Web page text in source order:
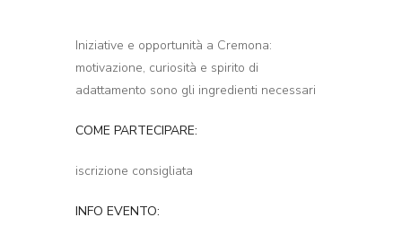
Iniziative e opportunità a Cremona:
motivazione, curiosità e spirito di
adattamento sono gli ingredienti necessari
COME PARTECIPARE:
iscrizione consigliata
INFO EVENTO: